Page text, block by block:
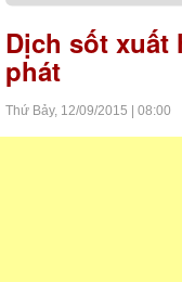
Dịch sốt xuất
phát
Thứ Bảy, 12/09/2015 08:00